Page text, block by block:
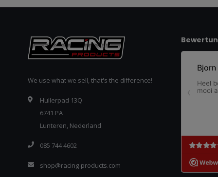
We use what we sell, that's the difference!
Hullerpad 13Q
6741 PA
Lunteren, Nederland
085 744 4602
shop@racing-products.com